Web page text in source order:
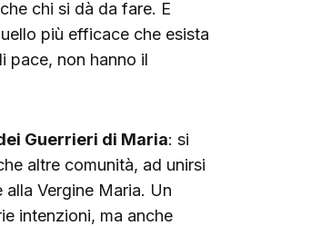
chi si dà da fare. E
più efficace che esista
pace, non hanno il
Guerrieri di Maria: si
altre comunità, ad unirsi
Vergine Maria. Un
intenzioni, ma anche